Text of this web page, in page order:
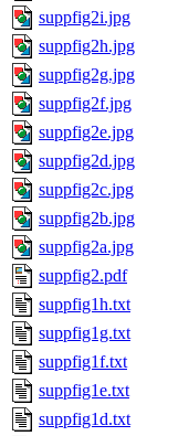
suppfig2i.jpg
suppfig2h.jpg
suppfig2g.jpg
suppfig2f.jpg
suppfig2e.jpg
suppfig2d.jpg
suppfig2c.jpg
suppfig2b.jpg
suppfig2a.jpg
suppfig2.pdf
suppfig1h.txt
suppfig1g.txt
suppfig1f.txt
suppfig1e.txt
suppfig1d.txt